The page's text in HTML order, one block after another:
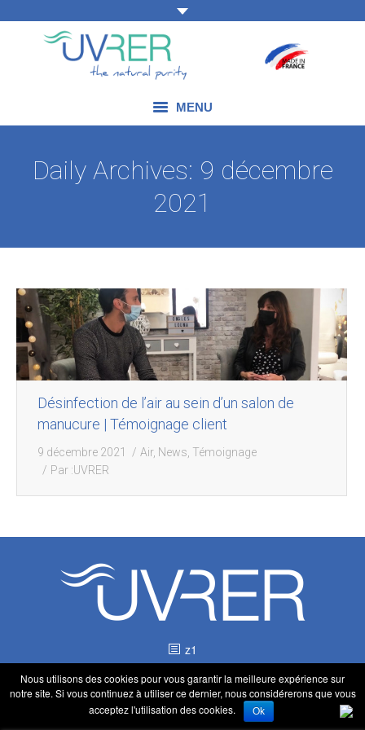
MENU
NOUS CONTACTER
Daily Archives: 9 décembre
2021
Désinfection de l’air au sein d’un salon de
manucure | Témoignage client
9 décembre 2021 Air, News Témoignage
Par :UVRER
z1
Nous utilisons des cookies pour vous garantir la meilleure expérience sur
notre site. Si vous continuez à utiliser ce dernier, nous considérerons que vous
acceptez l'utilisation des cookies.
Ok